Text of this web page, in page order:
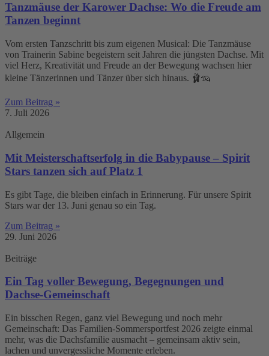
Tanzmäuse der Karower Dachse: Wo die Freude am
Tanzen beginnt
Vom ersten Tanzschritt bis zum eigenen Musical: Die Tanzmäuse
von Trainerin Sabine begeistern seit Jahren die jüngsten Dachse. Mit
viel Herz, Kreativität und Freude an der Bewegung wachsen hier
kleine Tänzerinnen und Tänzer über sich hinaus. 🩰🦡
Zum Beitrag »
7. Juli 2026
Allgemein
Mit Meisterschaftserfolg in die Babypause – Spirit
Stars tanzen sich auf Platz 1
Es gibt Tage, die bleiben einfach in Erinnerung. Für unsere Spirit
Stars war der 13. Juni genau so ein Tag.
Zum Beitrag »
29. Juni 2026
Beiträge
Ein Tag voller Bewegung, Begegnungen und
Dachse-Gemeinschaft
Ein bisschen Regen, ganz viel Bewegung und noch mehr
Gemeinschaft: Das Familien-Sommersportfest 2026 zeigte einmal
mehr, was die Dachsfamilie ausmacht – gemeinsam aktiv sein,
lachen und unvergessliche Momente erleben.